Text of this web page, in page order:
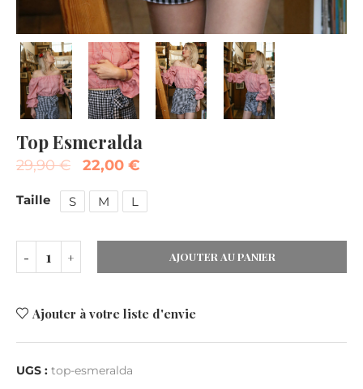
Top Esmeralda
29,90€ 22,00 €
Taille S M L
AJOUTER AU PANIER
Ajouter à votre liste d'envie
UGS : top-esmeralda